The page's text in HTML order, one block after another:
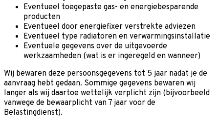
Eventueel toegepaste gas- en energiebesparende
producten
Eventueel door energiefixer verstrekte adviezen
Eventueel type radiatoren en verwarmingsinstallatie
Eventuele gegevens over de uitgevoerde
werkzaamheden (wat is er ingeregeld en wanneer)
Wij bewaren deze persoonsgegevens tot 5 jaar nadat je de
aanvraag hebt gedaan. Sommige gegevens bewaren wij
langer als wij daartoe wettelijk verplicht zijn (bijvoorbeeld
vanwege de bewaarplicht van 7 jaar voor de
Belastingdienst).